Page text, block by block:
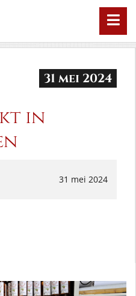
31 mei 2024
in
31 mei 2024